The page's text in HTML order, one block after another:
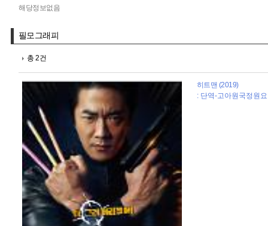
해당정보없음
필모그래피
총 2건
히트맨 (2019)
: 단역-고아원국정원